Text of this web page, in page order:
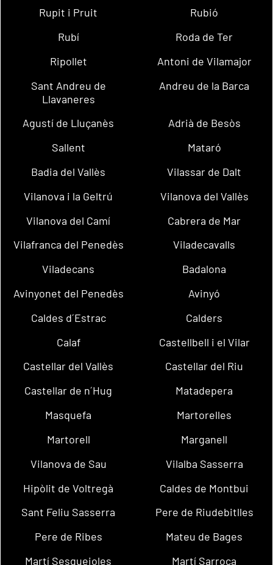
Rupit i Pruit
Rubió
Rubí
Roda de Ter
Ripollet
Antoni de Vilamajor
Sant Andreu de
Llavaneres
Andreu de la Barca
Agustí de Lluçanès
Adrià de Besòs
Sallent
Mataró
Badia del Vallès
Vilassar de Dalt
Vilanova i la Geltrú
Vilanova del Vallès
Vilanova del Camí
Cabrera de Mar
Vilafranca del Penedès
Viladecavalls
Viladecans
Badalona
Avinyonet del Penedès
Avinyó
Caldes d´Estrac
Calders
Calaf
Castellbell i el Vilar
Castellar del Vallès
Castellar del Riu
Castellar de n´Hug
Matadepera
Masquefa
Martorelles
Martorell
Marganell
Vilanova de Sau
Vilalba Sasserra
Hipòlit de Voltregà
Caldes de Montbui
Sant Feliu Sasserra
Pere de Riudebitlles
Pere de Ribes
Mateu de Bages
Martí Sesgueioles
Martí Sarroca